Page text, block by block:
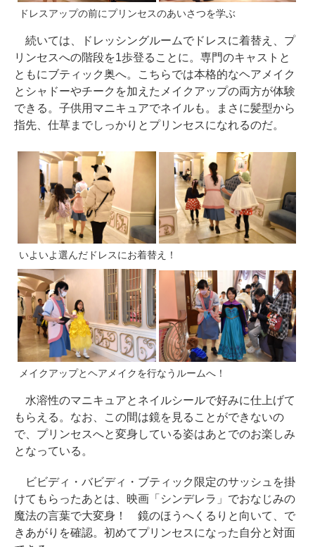
ドレスアップの前にプリンセスのあいさつを学ぶ
続いては、ドレッシングルームでドレスに着替え、プ
リンセスへの階段を1歩登ることに。専門のキャストと
ともにブティック奥へ。こちらでは本格的なヘアメイク
とシャドーやチークを加えたメイクアップの両方が体験
できる。子供用マニキュアでネイルも。まさに髪型から
指先、仕草までしっかりとプリンセスになれるのだ。
いよいよ選んだドレスにお着替え！
メイクアップとヘアメイクを行なうルームへ！
水溶性のマニキュアとネイルシールで好みに仕上げて
もらえる。なお、この間は鏡を見ることができないの
で、プリンセスへと変身している姿はあとでのお楽しみ
となっている。
ビビディ・バビディ・ブティック限定のサッシュを掛
けてもらったあとは、映画「シンデレラ」でおなじみの
魔法の言葉で大変身！ 鏡のほうへくるりと向いて、で
きあがりを確認。初めてプリンセスになった自分と対面